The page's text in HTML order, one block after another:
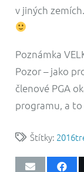
v jiných
Poznámka
Pozor – jako
členové PGA
programu, a to
Štítky: 2016